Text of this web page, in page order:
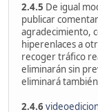
2.4.5 De igual
publicar
agradecimiento,
hiperenlaces a
recoger tráfico
eliminarán sin
eliminará
2.4.6